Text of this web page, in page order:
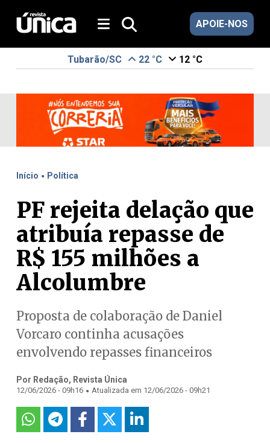
APOIE-NOS
Tubarão/SC 22 °C 12 °C
Início . Política
PF rejeita delação que
atribuía repasse de
R$ 155 milhões a
Alcolumbre
Proposta de colaboração de Daniel
Vorcaro continha acusações
envolvendo repasses financeiros
Por Redação, Revista Única
12/06/2026 - 09h16 . Atualizada em 12/06/2026 - 09h21